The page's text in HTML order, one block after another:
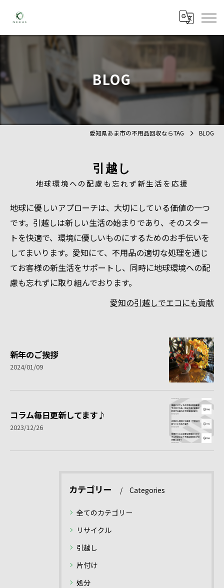
BLOG
愛知県あま市の不用品回収ならTAG BLOG
引越し
地球環境への配慮も忘れず新生活を応援
地球に優しいアプローチは、大切にしている価値の一つ
です。引越しは新しい生活の始まりであり、そのスター
トを快適で、環境に優しいものにするためのお手伝いを
してまいります。愛知にて、不用品の適切な処理を通じ
てお客様の新生活をサポートし、同時に地球環境への配
慮も忘れずに取り組んでおります。
愛知の引越しでエコにも貢献
新年のご挨拶
2024/01/09
コラム毎日更新してます♪
2023/12/26
カテゴリー Categories
全てのカテゴリー
リサイクル
引越し
片付け
処分